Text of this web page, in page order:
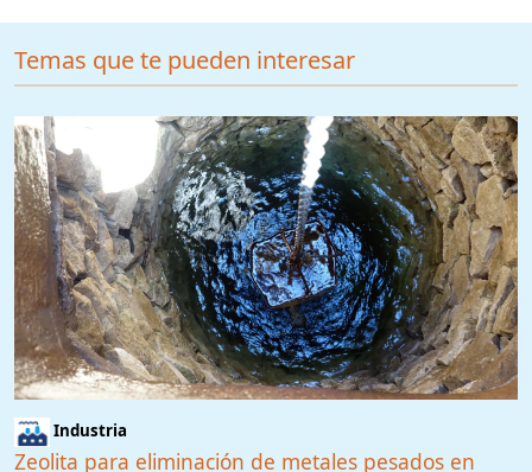
Temas que te pueden interesar
Industria
Zeolita para eliminación de metales pesados en